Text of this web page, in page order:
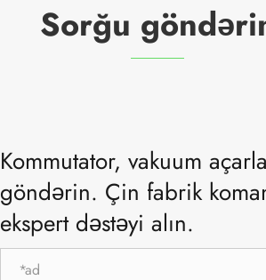
Sorğu
Kommutator, vakuum
göndərin. Çin fabrik
ekspert dəstəyi alın.